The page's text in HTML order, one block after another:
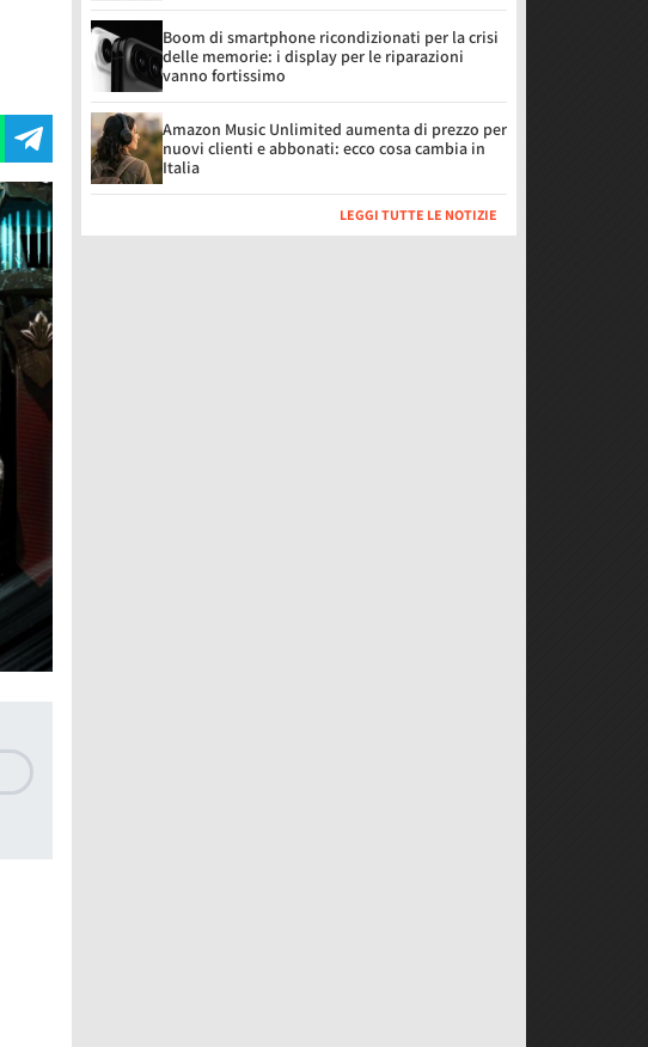
Boom di smartphone ricondizionati per la crisi
delle memorie: i display per le riparazioni
vanno fortissimo
Amazon Music Unlimited aumenta di prezzo per
nuovi clienti e abbonati: ecco cosa cambia in
Italia
LEGGI TUTTE LE NOTIZIE